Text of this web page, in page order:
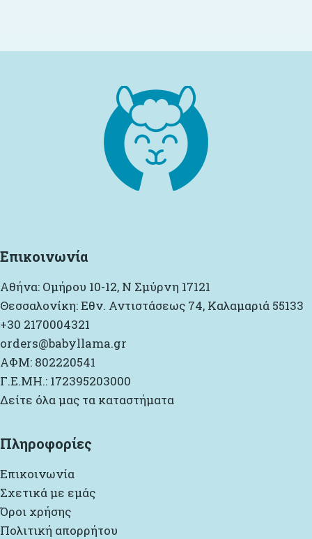
Επικοινωνία
Αθήνα: Ομήρου 10-12, Ν Σμύρνη 17121
Θεσσαλονίκη: Εθν. Αντιστάσεως 74, Καλαμαριά 55133
+30 2170004321
orders@babyllama.gr
ΑΦΜ: 802220541
Γ.Ε.ΜΗ.: 172395203000
Δείτε όλα μας τα καταστήματα
Πληροφορίες
Επικοινωνία
Σχετικά με εμάς
Όροι χρήσης
Πολιτική απορρήτου